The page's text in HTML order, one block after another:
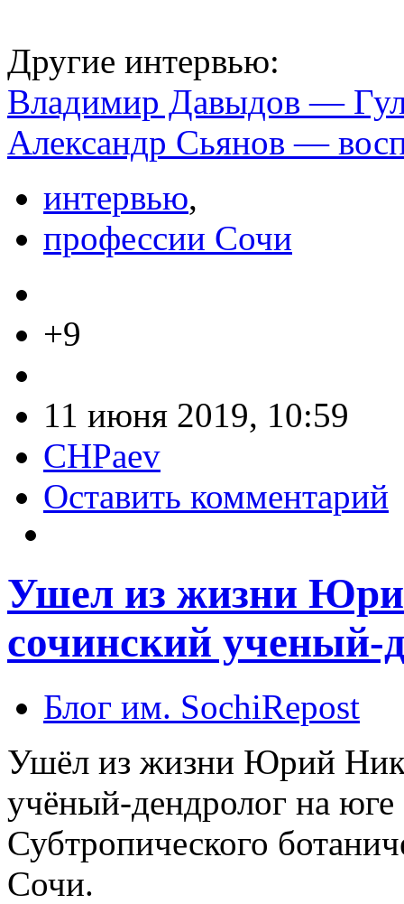
Другие интервью:
Владимир Давыдов —
Александр Сьянов —
интервью,
профессии Сочи
+9
11 июня 2019, 10:59
CHPaev
Оставить комментарий
Ушел из жизни
сочинский ученый-
Блог им. SochiRepost
Ушёл из жизни Юрий
учёный-дендролог на юге
Субтропического
Сочи.